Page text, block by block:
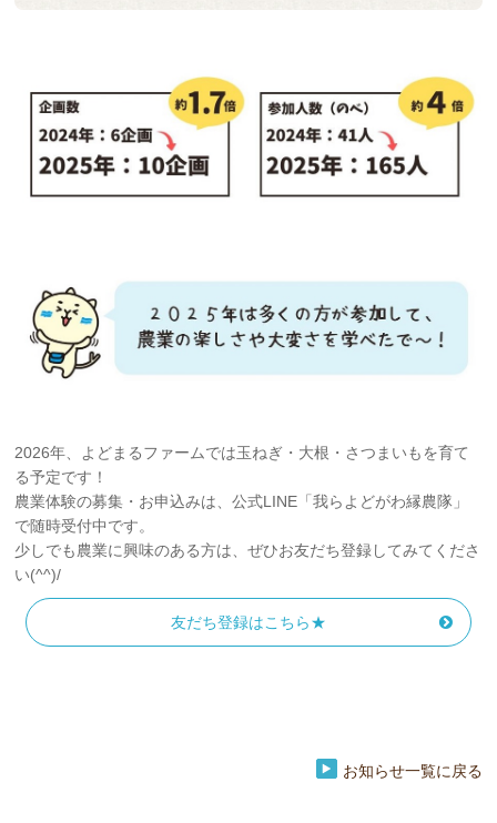
2026年、よどまるファームでは玉ねぎ・大根・さつまいもを育て
る予定です！
農業体験の募集・お申込みは、公式LINE「我らよどがわ縁農隊」
で随時受付中です。
少しでも農業に興味のある方は、ぜひお友だち登録してみてくださ
い(^^)/
友だち登録はこちら★
お知らせ一覧に戻る